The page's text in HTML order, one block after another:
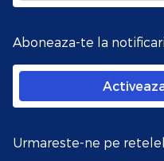
Aboneaza-te la notificari
Urmareste-ne pe